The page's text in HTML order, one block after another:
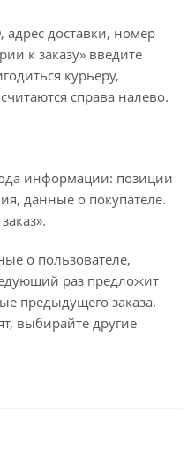
доставки, номер
к заказу» введите
курьеру,
справа налево.
информации: позиции
данные о покупателе.
о пользователе,
раз предложит
предыдущего заказа.
выбирайте другие